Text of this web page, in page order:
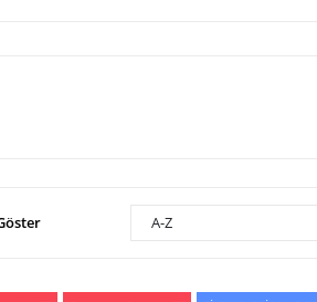
A-Z